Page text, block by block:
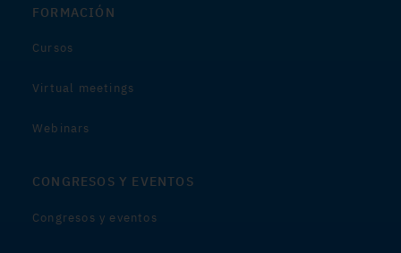
FORMACIÓN
Cursos
Virtual meetings
Webinars
CONGRESOS Y EVENTOS
Congresos y eventos